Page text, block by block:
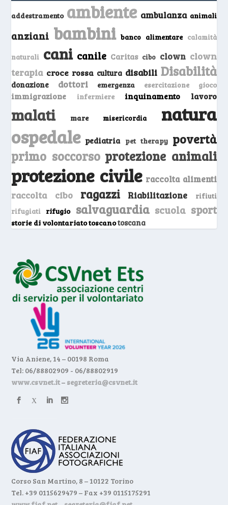
addestramento ambiente ambulanza animali
anziani bambini banco alimentare calamità
naturali cani canile Caritas cibo clown clown
terapia croce rossa cultura disabili Disabilità
donazione dottori emergenza esercitazione gioco
immigrazione infermiere inquinamento lavoro
malati mare misericordia natura
ospedale pediatria pet therapy povertà
primo soccorso protezione animali
protezione civile raccolta alimenti
raccolta cibo ragazzi Riabilitazione
rifiuti
rifugiati
rifugio salvaguardia scuola sport
storie di volontariato toscanotoscana
Via Aniene, 14 – 00198 Roma
Tel: 06/88802909 - 06/88802919
www.csvnet.it– segreteria@csvnet.it
Corso San Martino, 8 – 10122 Torino
Tel. +39 0115629479 – Fax +39 0115175291